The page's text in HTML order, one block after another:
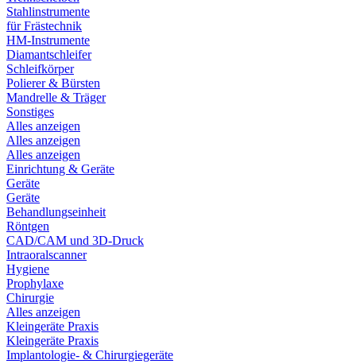
Stahlinstrumente
für Frästechnik
HM-Instrumente
Diamantschleifer
Schleifkörper
Polierer & Bürsten
Mandrelle & Träger
Sonstiges
Alles anzeigen
Alles anzeigen
Alles anzeigen
Einrichtung & Geräte
Geräte
Geräte
Behandlungseinheit
Röntgen
CAD/CAM und 3D-Druck
Intraoralscanner
Hygiene
Prophylaxe
Chirurgie
Alles anzeigen
Kleingeräte Praxis
Kleingeräte Praxis
Implantologie- & Chirurgiegeräte